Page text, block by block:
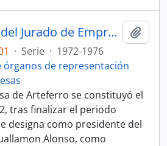
Actas del Pleno del Jurado de Empresa de Arteferro
· Serie · 1972-1976
órganos de representación
de Arteferro se constituyó el
tras finalizar el periodo
designa como presidente del
Alonso, como